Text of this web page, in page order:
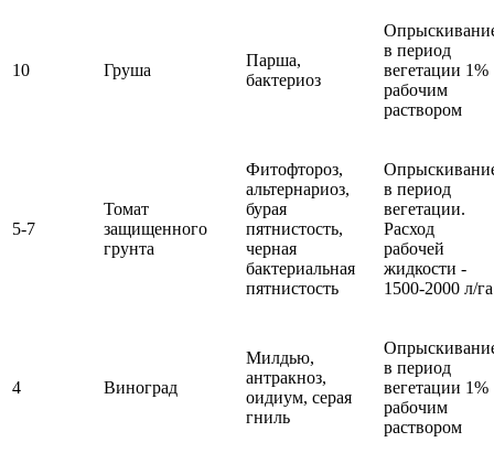
10 Груша
Парша,
бактериоз
в период
вегетации 1%
рабочим
раствором
5-7
Томат
защищенного
грунта
Фитофтороз,
альтернариоз,
бурая
пятнистость,
черная
бактериальная
пятнистость
в период
вегетации.
Расход
рабочей
жидкости -
1500-2000 л/га
4 Виноград
Милдью,
антракноз,
оидиум, серая
гниль
в период
вегетации 1%
рабочим
раствором